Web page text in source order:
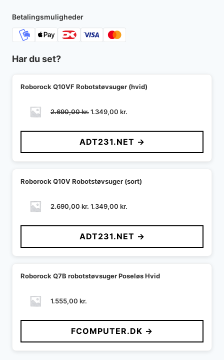
Betalingsmuligheder
Har du set?
Roborock Q10VF Robotstøvsuger (hvid)
2.690,00kr.Den
pris
var:
2.690,00 kr..
1.349,00 kr.
pris
er:
1.349,00 kr..
ADT231.NET →
Roborock Q10V Robotstøvsuger (sort)
2.690,00kr.Den
pris
var:
2.690,00 kr..
1.349,00 kr.
pris
er:
1.349,00 kr..
ADT231.NET →
Roborock Q7B robotstøvsuger Poseløs Hvid
1.555,00 kr.
FCOMPUTER.DK →